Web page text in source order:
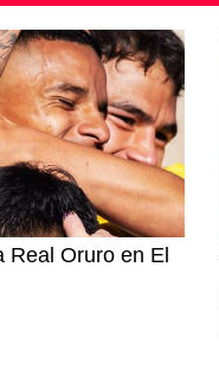
Real Oruro en El